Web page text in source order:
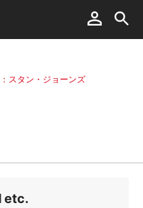
スタン・ジョーンズ
etc.